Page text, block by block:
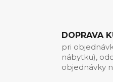
DOPRAVA
pri
nábytku),
objednávky